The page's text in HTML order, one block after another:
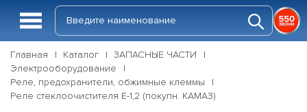
Главная Каталог
ЗАПАСНЫЕ ЧАСТИ
Электрооборудование
Реле, предохранители, обжимные клеммы
Реле стеклоочистителя Е-1,2 (покупн. КАМАЗ)